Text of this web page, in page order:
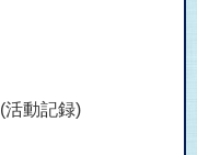
(活動記録)